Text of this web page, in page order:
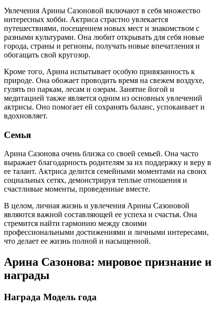
Увлечения Арины Сазоновой включают в себя множество
интересных хобби. Актриса страстно увлекается
путешествиями, посещением новых мест и знакомством с
разными культурами. Она любит открывать для себя новые
города, страны и регионы, получать новые впечатления и
обогащать свой кругозор.
Кроме того, Арина испытывает особую привязанность к
природе. Она обожает проводить время на свежем воздухе,
гулять по паркам, лесам и озерам. Занятие йогой и
медитацией также является одним из основных увлечений
актрисы. Оно помогает ей сохранять баланс, успокаивает и
вдохновляет.
Семья
Арина Сазонова очень близка со своей семьей. Она часто
выражает благодарность родителям за их поддержку и веру в
ее талант. Актриса делится семейными моментами на своих
социальных сетях, демонстрируя теплые отношения и
счастливые моменты, проведенные вместе.
В целом, личная жизнь и увлечения Арины Сазоновой
являются важной составляющей ее успеха и счастья. Она
стремится найти гармонию между своими
профессиональными достижениями и личными интересами,
что делает ее жизнь полной и насыщенной.
Арина Сазонова: мировое признание и
награды
Награда Модель года